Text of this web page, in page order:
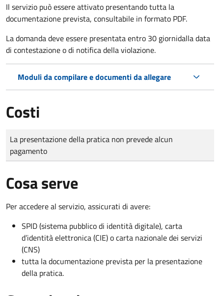
Il servizio può essere attivato presentando tutta la
documentazione prevista, consultabile in formato PDF.
La domanda deve essere presentata entro 30 giornidalla data
di contestazione o di notifica della violazione.
Moduli da compilare e documenti da allegare
Costi
Tipo di pagamento
Importo
La presentazione della pratica non prevede alcun
pagamento
Cosa serve
Per accedere al servizio, assicurati di avere:
SPID (sistema pubblico di identità digitale), carta
d’identità elettronica (CIE) o carta nazionale dei servizi
(CNS)
tutta la documentazione prevista per la presentazione
della pratica.